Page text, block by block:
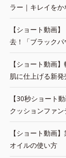
ラー｜キレイを
【ショート動画
去！「ブラック
【ショート動画
肌に仕上げる新
【30秒ショート
クッションファ
【ショート動画
オイルの使い方